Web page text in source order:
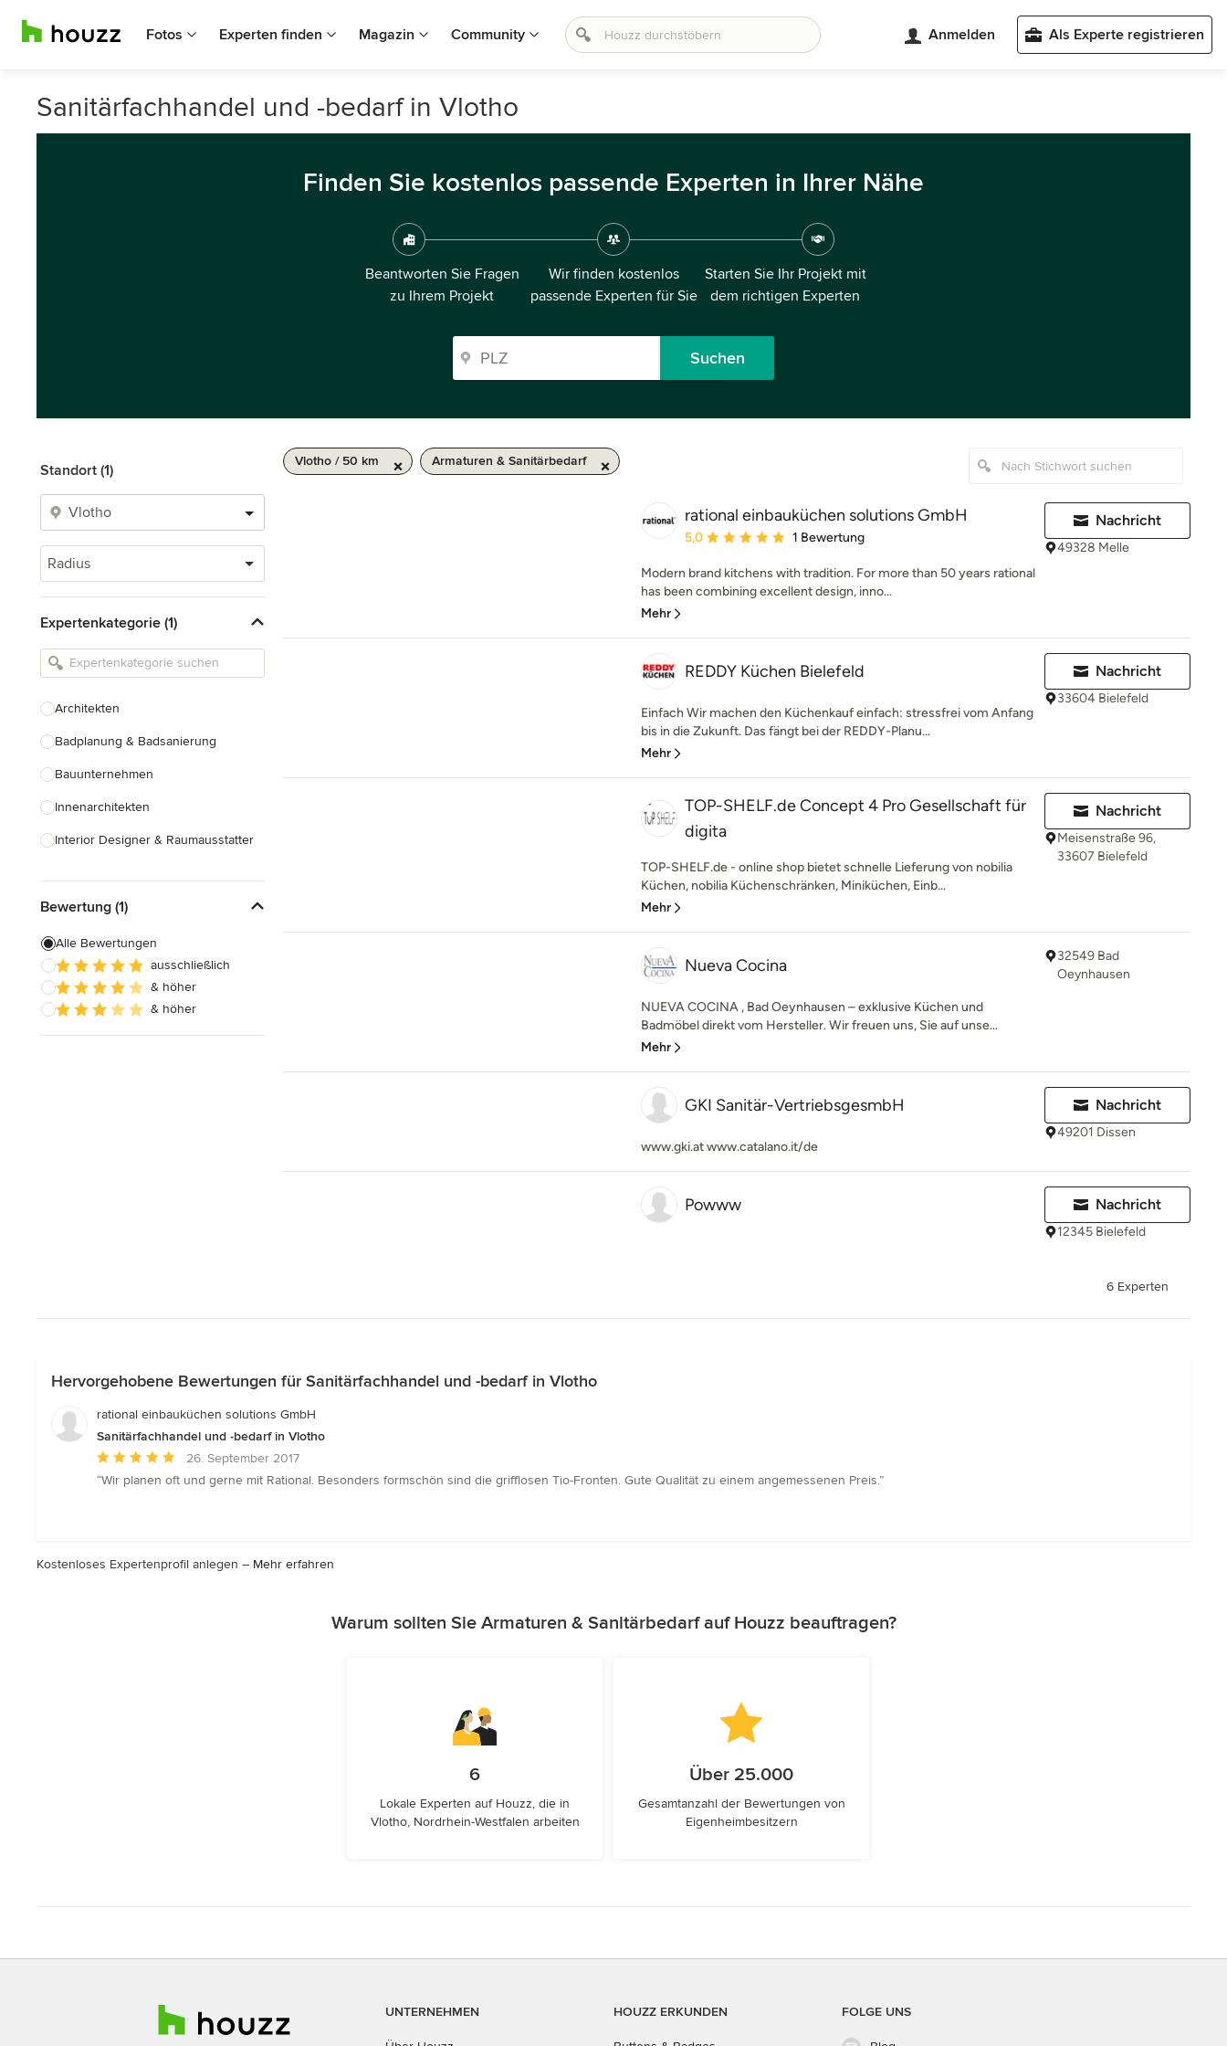
Fotos Experten finden Magazin Community Anmelden Als Experte registrieren
Sanitärfachhandel und -bedarf in Vlotho
Finden Sie kostenlos passende Experten in Ihrer Nähe
Beantworten Sie Fragen
zu Ihrem Projekt
Wir finden kostenlos
passende Experten für Sie
Starten Sie Ihr Projekt mit
dem richtigen Experten
Suchen
Standort (1)
Radius
Expertenkategorie (1)
Architekten
Badplanung & Badsanierung
Bauunternehmen
Innenarchitekten
Interior Designer & Raumausstatter
Landschaftsarchitekten
Armaturen & Sanitärbedarf
Beleuchtung
Einbauschränke
Bewertung (1)
Alle Bewertungen
ausschließlich
& höher
& höher
Vlotho / 50 km Armaturen & Sanitärbedarf
rational einbauküchen solutions GmbH
Durchschnittliche Bewertung: 5 von 5 Sternen
5,0 1 Bewertung
Modern brand kitchens with tradition. For more than 50 years rational
has been combining excellent design, inno...
Mehr
Nachricht
49328 Melle
REDDY Küchen Bielefeld
Einfach Wir machen den Küchenkauf einfach: stressfrei vom Anfang
bis in die Zukunft. Das fängt bei der REDDY-Planu...
Mehr
Nachricht
33604 Bielefeld
TOP-SHELF.de Concept 4 Pro Gesellschaft für
digita
TOP-SHELF.de - online shop bietet schnelle Lieferung von nobilia
Küchen, nobilia Küchenschränken, Miniküchen, Einb...
Mehr
Nachricht
Meisenstraße 96,
33607 Bielefeld
Nueva Cocina
NUEVA COCINA , Bad Oeynhausen – exklusive Küchen und
Badmöbel direkt vom Hersteller. Wir freuen uns, Sie auf unse...
Mehr
32549 Bad
Oeynhausen
GKI Sanitär-VertriebsgesmbH
www.gki.at www.catalano.it/de
Nachricht
49201 Dissen
Powww Nachricht
12345 Bielefeld
6 Experten
Hervorgehobene Bewertungen für Sanitärfachhandel und -bedarf in Vlotho
rational einbauküchen solutions GmbH
Sanitärfachhandel und -bedarf in Vlotho
Durchschnittliche
Bewertung:
26. September 2017
“Wir planen oft und gerne mit Rational. Besonders formschön sind die grifflosen Tio-Fronten. Gute Qualität zu einem angemessenen Preis.”
Kostenloses Expertenprofil anlegen – Mehr erfahren
Warum sollten Sie Armaturen & Sanitärbedarf auf Houzz beauftragen?
6
Lokale Experten auf Houzz, die in
Vlotho, Nordrhein-Westfalen arbeiten
Über 25.000
Gesamtanzahl der Bewertungen von
Eigenheimbesitzern
UNTERNEHMEN HOUZZ ERKUNDEN FOLGE UNS